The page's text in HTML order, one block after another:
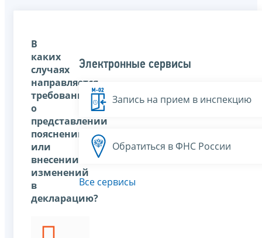
В
каких
случаях
направляется
требование
о
представлении
пояснений
или
внесении
изменений
в
декларацию?
Электронные сервисы
Запись на прием в инспекцию
Обратиться в ФНС России
Все сервисы